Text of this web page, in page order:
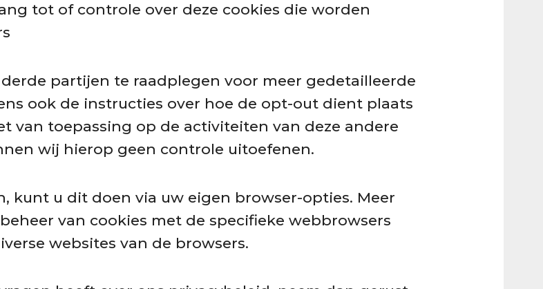
tot of controle over deze cookies die worden
partijen te raadplegen voor meer gedetailleerde
ook de instructies over hoe de opt-out dient plaats
van toepassing op de activiteiten van deze andere
wij hierop geen controle uitoefenen.
kunt u dit doen via uw eigen browser-opties. Meer
van cookies met de specifieke webbrowsers
websites van de browsers.